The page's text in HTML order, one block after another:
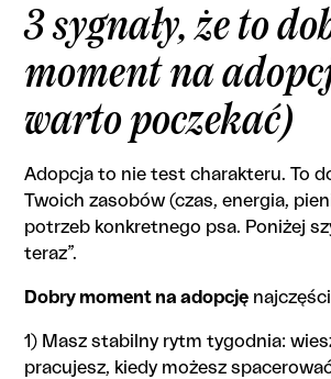
3 sygnały, że to
moment na
warto poczekać)
Adopcja to nie test charakteru. To
Twoich zasobów (czas, energia,
potrzeb konkretnego psa. Poniżej
teraz”.
Dobry moment na adopcję
1) Masz stabilny rytm tygodnia:
pracujesz, kiedy możesz